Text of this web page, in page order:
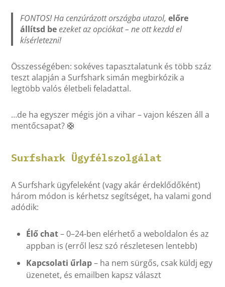
FONTOS! Ha cenzúrázott országba utazol,előre
állítsd beezeket az opciókat – ne ott kezdd el
kísérletezni!
Összességében: sokéves tapasztalatunk és több száz
teszt alapján a Surfshark simán megbirkózik a
legtöbb valós életbeli feladattal.
…de ha egyszer mégis jön a vihar – vajon készen áll a
mentőcsapat? 🛟
Surfshark Ügyfélszolgálat
A Surfshark ügyfeleként (vagy akár érdeklődőként)
három módon is kérhetsz segítséget, ha valami gond
adódik:
Élő chat– 0–24-ben elérhető a weboldalon és az
appban is (erről lesz szó részletesen lentebb)
Kapcsolati űrlap– ha nem sürgős, csak küldj egy
üzenetet, és emailben kapsz választ